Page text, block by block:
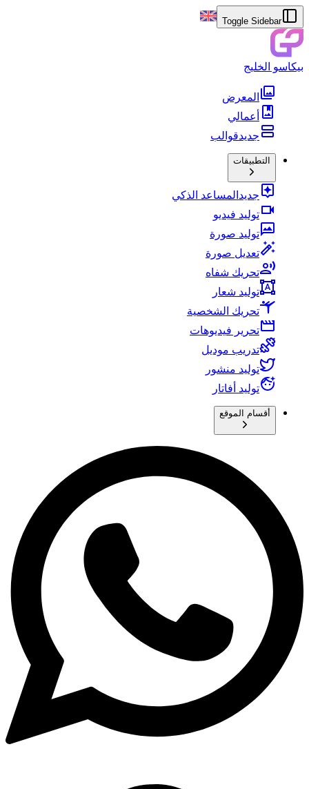
Toggle Sidebar
بيكاسو الخليج
المعرض
أعمالي
جديدقوالب
التطبيقات
جديد المساعد الذكي
توليد فيديو
توليد صورة
تعديل صورة
تحريك شفاه
توليد شعار
تحريك الشخصية
تحرير فيديوهات
تدريب موديل
توليد منشور
توليد أفاتار
أقسام الموقع